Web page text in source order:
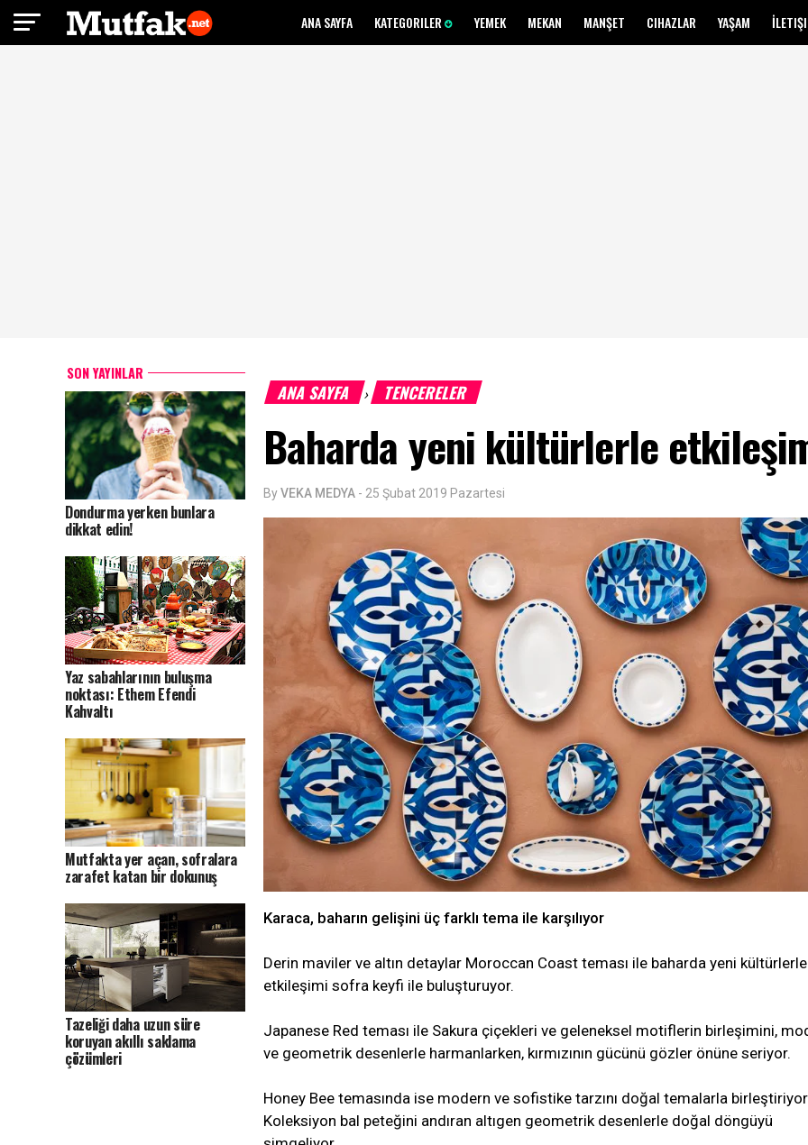
ANA SAYFA KATEGORILER YEMEK MEKAN MANŞET CIHAZLAR YAŞAM
SON YAYINLAR
Dondurma yerken bunlara
dikkat edin!
Yaz sabahlarının buluşma
noktası: Ethem Efendi
Kahvaltı
Mutfakta yer açan, sofralara
zarafet katan bir dokunuş
Tazeliği daha uzun süre
koruyan akıllı saklama
çözümleri
ANA SAYFA › TENCERELER
Baharda yeni kültürlerle
ByVEKA MEDYA - 25 Şubat 2019 Pazartesi
Karaca, baharın gelişini üç farklı tema ile karşılıyor
Derin maviler ve altın detaylar Moroccan Coast teması ile baharda yeni kültürlerle
etkileşimi sofra keyfi ile buluşturuyor.
Japanese Red teması ile Sakura çiçekleri ve geleneksel motiflerin birleşimini,
ve geometrik desenlerle harmanlarken, kırmızının gücünü gözler önüne seriyor.
Honey Bee temasında ise modern ve sofistike tarzını doğal temalarla
Koleksiyon bal peteğini andıran altıgen geometrik desenlerle doğal döngüyü